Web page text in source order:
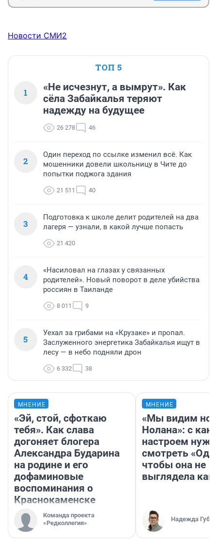
Новости СМИ2
ТОП 5
1
«Не исчезнут, а вымрут». Как
сёла Забайкалья теряют
надежду на будущее
26 278 46
2
Один переход по ссылке изменил всё. Как
мошенники довели школьницу в Чите до
попытки поджога здания
21 511 40
3
Подготовка к школе делит родителей на два
лагеря — узнали, в какой лучше попасть
21 420
4
«Насиловал на глазах у связанных
родителей». Новый поворот в деле убийства
россиян в Таиланде
8 011 9
5
Уехал за грибами на «Крузаке» и пропал.
Заслуженного энергетика Забайкалья ищут в
лесу — в небо подняли дрон
6 332 38
МНЕНИЕ
«Эй, стой, сфоткаю
тебя». Как слава
догоняет блогера
Александра Бударина
на родине и его
дофаминовые
воспоминания о
Краснокаменске
Команда проекта
«Редколлегия»
МНЕНИЕ
«Мы видим
Нолана»: с
настроем
смотреть
чтобы она не
выглядела как
Надежда